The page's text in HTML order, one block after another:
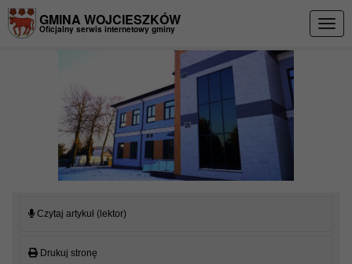
GMINA WOJCIESZKÓW
Oficjalny serwis internetowy gminy
Czytaj artykuł (lektor)
Drukuj stronę